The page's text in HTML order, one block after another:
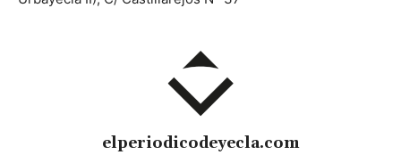
elperiodicodeyecla.com